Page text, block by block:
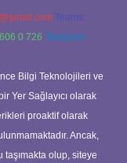
Teams:
0 726 Telegram:
Bilgi Teknolojileri ve
Yer Sağlayıcı olarak
proaktif olarak
Ancak,
olup, siteye